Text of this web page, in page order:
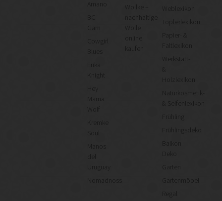
Cowgirl
Knight
Mama
Wolf
Kremke
Manos
Uruguay
Nomadnoss
Wollke –
nachhaltige
kaufen
Weblexikon
Töpferlexikon
Papier- &
Faltlexikon
Werkstatt-
&
Holzlexikon
Naturkosmetik-
& Seifenlexikon
Frühling
Frühlingsdeko
Deko
Garten
Gartenmöbel
Regal